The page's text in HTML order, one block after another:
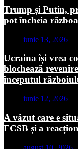
Trump și Putin,
pot încheia
iunie 13, 2026
Ucraina își vrea
blochează
începutul
iunie 12, 2026
A văzut care e
FCSB și a
august 10, 2026